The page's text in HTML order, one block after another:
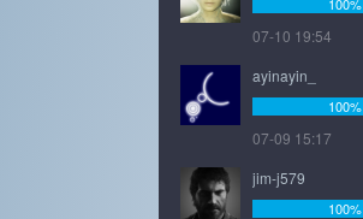
07-10 19:54
ayinayin_
100%
07-09 15:17
jim-j579
100%